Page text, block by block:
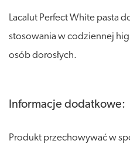
Lacalut Perfect White pasta
stosowania w codziennej
osób dorosłych.
Informacje dodatkowe:
Produkt przechowywać w